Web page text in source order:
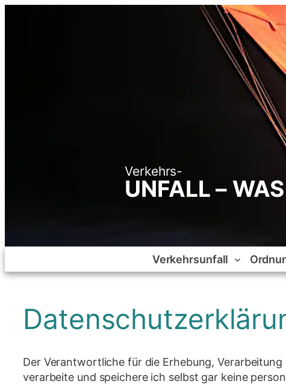
Verkehrs-
UNFALL –
Verkehrsunfall
Der Verantwortliche für die Erhebung,
verarbeite und speichere ich selbst gar keine